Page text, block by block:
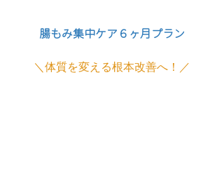
腸もみ集中ケア６ヶ月プラン
＼体質を変える根本改善へ！ ／